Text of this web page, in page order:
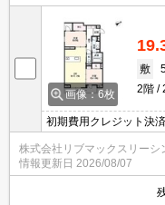
画像：6枚
敷
2階
初期費用クレジット決
トWiFi無料★追い炊き
内にあって便利な立地
株式会社リブマックスリーシ
情報更新日 2026/08/07